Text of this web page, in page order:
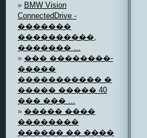
» BMW Vision
ConnectedDrive -
�������
����������,
������� ...
» ��� ��������-
�����
����������� �
����� ����� 40
��� ��� ...
» ����� ����
��������
������ �� ����